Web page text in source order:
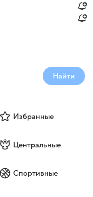
Найти
Избранные
Центральные
Спортивные